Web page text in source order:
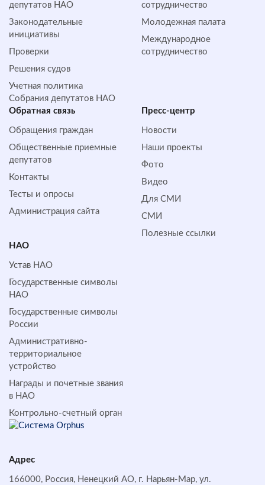
депутатов НАО
Законодательные
инициативы
Проверки
Решения судов
Учетная политика
Собрания депутатов НАО
сотрудничество
Молодежная палата
Международное
сотрудничество
Обратная cвязь
Обращения граждан
Общественные приемные
депутатов
Контакты
Тесты и опросы
Администрация сайта
Пресс-центр
Новости
Наши проекты
Фото
Видео
Для СМИ
СМИ
Полезные ссылки
НАО
Устав НАО
Государственные символы
НАО
Государственные символы
России
Административно-
территориальное
устройство
Награды и почетные звания
в НАО
Контрольно-счетный орган
Адрес
166000, Россия, Ненецкий АО, г. Нарьян-Мар, ул.